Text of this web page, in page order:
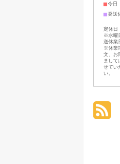
■今日
■発送
定休日
※水曜
送休業
※休業
文、お
まして
せてい
い。